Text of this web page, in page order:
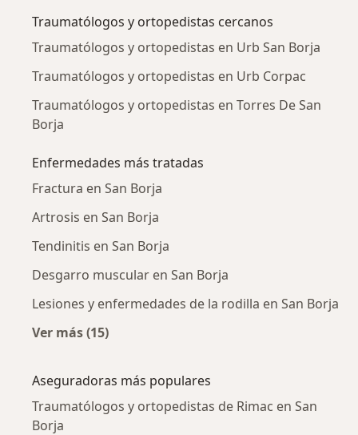
Traumatólogos y ortopedistas cercanos
Traumatólogos y ortopedistas en Urb San Borja
Traumatólogos y ortopedistas en Urb Corpac
Traumatólogos y ortopedistas en Torres De San
Borja
Enfermedades más tratadas
Fractura en San Borja
Artrosis en San Borja
Tendinitis en San Borja
Desgarro muscular en San Borja
Lesiones y enfermedades de la rodilla en San Borja
Ver más (15)
Aseguradoras más populares
Traumatólogos y ortopedistas de Rimac en San
Borja